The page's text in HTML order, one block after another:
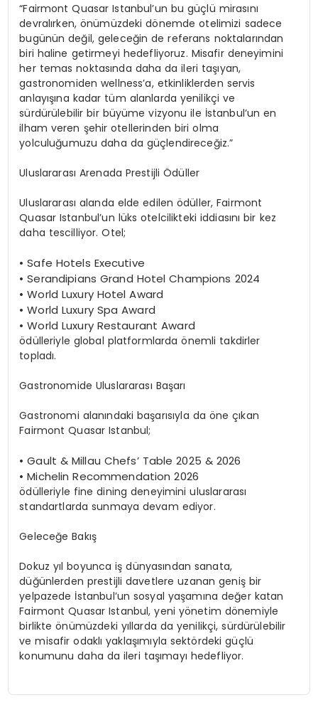
“Fairmont Quasar Istanbul’un bu güçlü mirasını
devralırken, önümüzdeki dönemde otelimizi sadece
bugünün değil, geleceğin de referans noktalarından
biri haline getirmeyi hedefliyoruz. Misafir deneyimini
her temas noktasında daha da ileri taşıyan,
gastronomiden wellness’a, etkinliklerden servis
anlayışına kadar tüm alanlarda yenilikçi ve
sürdürülebilir bir büyüme vizyonu ile İstanbul’un en
ilham veren şehir otellerinden biri olma
yolculuğumuzu daha da güçlendireceğiz.”
Uluslararası Arenada Prestijli Ödüller
Uluslararası alanda elde edilen ödüller, Fairmont
Quasar Istanbul’un lüks otelcilikteki iddiasını bir kez
daha tescilliyor. Otel;
•Safe Hotels Executive
•Serandipians Grand Hotel Champions 2024
•World Luxury Hotel Award
•World Luxury Spa Award
•World Luxury Restaurant Award
ödülleriyle global platformlarda önemli takdirler
topladı.
Gastronomide Uluslararası Başarı
Gastronomi alanındaki başarısıyla da öne çıkan
Fairmont Quasar Istanbul;
•Gault & Millau Chefs’ Table 2025 & 2026
•Michelin Recommendation 2026
ödülleriyle fine dining deneyimini uluslararası
standartlarda sunmaya devam ediyor.
Geleceğe Bakış
Dokuz yıl boyunca iş dünyasından sanata,
düğünlerden prestijli davetlere uzanan geniş bir
yelpazede İstanbul’un sosyal yaşamına değer katan
Fairmont Quasar Istanbul, yeni yönetim dönemiyle
birlikte önümüzdeki yıllarda da yenilikçi, sürdürülebilir
ve misafir odaklı yaklaşımıyla sektördeki güçlü
konumunu daha da ileri taşımayı hedefliyor.